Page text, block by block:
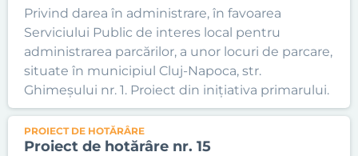
Privind darea în administrare, în favoarea
Serviciului Public de interes local pentru
administrarea parcărilor, a unor locuri de parcare,
situate în municipiul Cluj-Napoca, str.
Ghimeșului nr. 1. Proiect din inițiativa primarului.
PROIECT DE HOTĂRÂRE
Proiect de hotărâre nr. 15